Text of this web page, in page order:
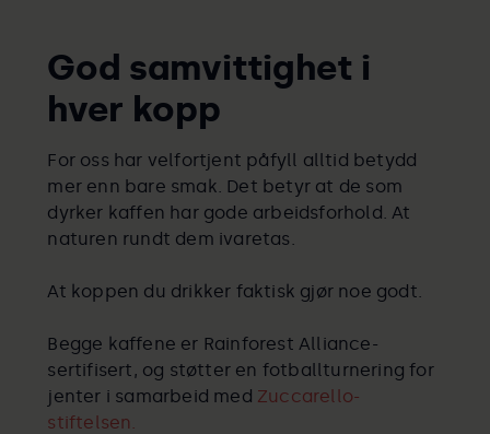
God samvittighet i
hver kopp
For oss har velfortjent påfyll alltid betydd
mer enn bare smak. Det betyr at de som
dyrker kaffen har gode arbeidsforhold. At
naturen rundt dem ivaretas.
At koppen du drikker faktisk gjør noe godt.
Begge kaffene er Rainforest Alliance-
sertifisert, og støtter en fotballturnering for
jenter i samarbeid med Zuccarello-
stiftelsen.